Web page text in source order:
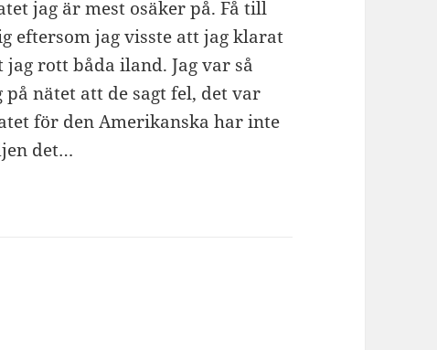
jag är mest osäker på. Få till
eftersom jag visste att jag klarat
rott båda iland. Jag var så
nätet att de sagt fel, det var
för den Amerikanska har inte
det…